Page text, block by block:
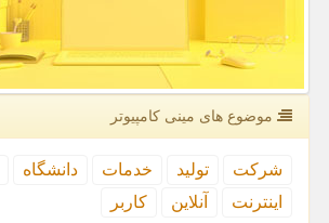
موضوع های مینی كامپیوتر
شركت تولید خدمات دانشگاه
اینترنت
آنلاین كاربر